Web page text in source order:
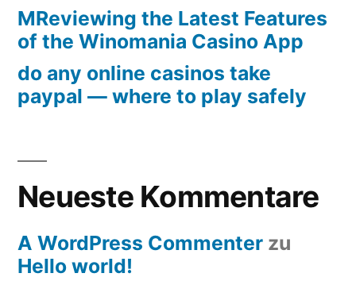
MReviewing the Latest Features
of the Winomania Casino App
do any online casinos take
paypal — where to play safely
Neueste Kommentare
A WordPress Commenter zu
Hello world!